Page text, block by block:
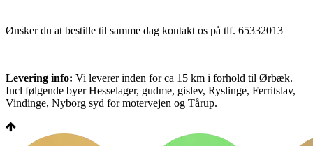
Ønsker du at bestille til samme dag kontakt os på tlf. 65332013
Levering info: Vi leverer inden for ca 15 km i forhold til Ørbæk.
Incl følgende byer Hesselager, gudme, gislev, Ryslinge, Ferritslav,
Vindinge, Nyborg syd for motervejen og Tårup.